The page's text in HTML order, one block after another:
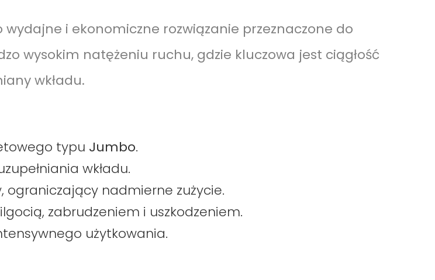
i ekonomiczne rozwiązanie przeznaczone do
wysokim natężeniu ruchu, gdzie kluczowa jest ciągłość
wkładu.
typu Jumbo.
wkładu.
ograniczający nadmierne zużycie.
zabrudzeniem i uszkodzeniem.
użytkowania.